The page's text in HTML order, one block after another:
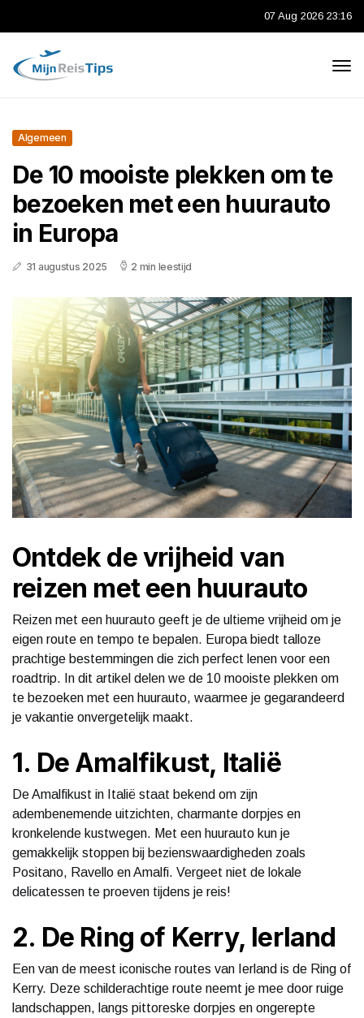
07 Aug 2026 23:16
Algemeen
De 10 mooiste plekken om te
bezoeken met een huurauto
in Europa
31 augustus 2025 2 min leestijd
Ontdek de vrijheid van
reizen met een huurauto
Reizen met een huurauto geeft je de ultieme vrijheid om je
eigen route en tempo te bepalen. Europa biedt talloze
prachtige bestemmingen die zich perfect lenen voor een
roadtrip. In dit artikel delen we de 10 mooiste plekken om
te bezoeken met een huurauto, waarmee je gegarandeerd
je vakantie onvergetelijk maakt.
1. De Amalfikust, Italië
De Amalfikust in Italië staat bekend om zijn
adembenemende uitzichten, charmante dorpjes en
kronkelende kustwegen. Met een huurauto kun je
gemakkelijk stoppen bij bezienswaardigheden zoals
Positano, Ravello en Amalfi. Vergeet niet de lokale
delicatessen te proeven tijdens je reis!
2. De Ring of Kerry, Ierland
Een van de meest iconische routes van Ierland is de Ring of
Kerry. Deze schilderachtige route neemt je mee door ruige
landschappen, langs pittoreske dorpjes en ongerepte